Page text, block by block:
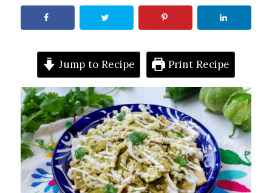
Jump to Recipe Print Recipe